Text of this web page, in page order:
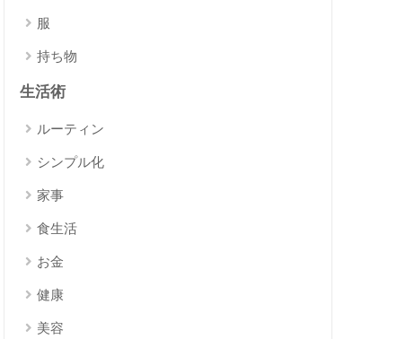
服
持ち物
生活術
ルーティン
シンプル化
家事
食生活
お金
健康
美容